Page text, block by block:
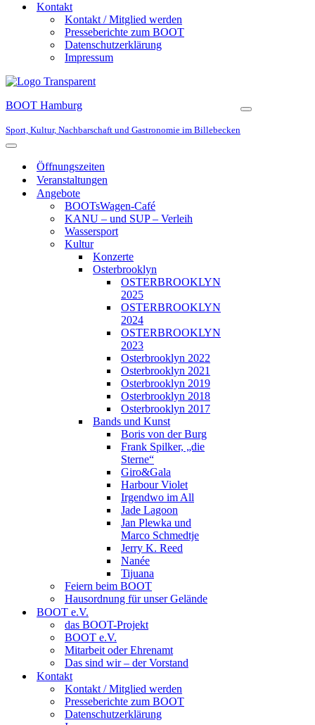
Kontakt
Kontakt / Mitglied werden
Presseberichte zum BOOT
Datenschutzerklärung
Impressum
BOOT Hamburg
Sport, Kultur, Nachbarschaft und Gastronomie im Billebecken
Navigationsmenü
Navigationsmenü
Öffnungszeiten
Veranstaltungen
Angebote
BOOTsWagen-Café
KANU – und SUP – Verleih
Wassersport
Kultur
Konzerte
Osterbrooklyn
OSTERBROOKLYN
2025
OSTERBROOKLYN
2024
OSTERBROOKLYN
2023
Osterbrooklyn 2022
Osterbrooklyn 2021
Osterbrooklyn 2019
Osterbrooklyn 2018
Osterbrooklyn 2017
Bands und Kunst
Boris von der Burg
Frank Spilker, „die
Sterne“
Giro&Gala
Harbour Violet
Irgendwo im All
Jade Lagoon
Jan Plewka und
Marco Schmedtje
Jerry K. Reed
Nanée
Tijuana
Feiern beim BOOT
Hausordnung für unser Gelände
BOOT e.V.
das BOOT-Projekt
BOOT e.V.
Mitarbeit oder Ehrenamt
Das sind wir – der Vorstand
Kontakt
Kontakt / Mitglied werden
Presseberichte zum BOOT
Datenschutzerklärung